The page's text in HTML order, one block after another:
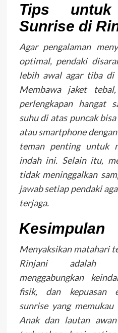
Tips untuk
Sunrise di
Agar pengalaman
optimal, pendaki
lebih awal agar tiba di
Membawa jaket
perlengkapan hangat
suhu di atas puncak
atau smartphone
teman penting untuk
indah ini. Selain itu,
tidak meninggalkan
jawab setiap pendaki
terjaga.
Kesimpulan
Menyaksikan matahari
Rinjani adalah
menggabungkan
fisik, dan kepuasan
sunrise yang
Anak dan lautan